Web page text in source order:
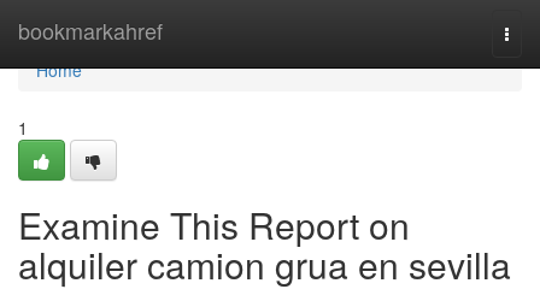
bookmarkahref
Home
Home
1
Examine This Report on
alquiler camion grua en sevilla